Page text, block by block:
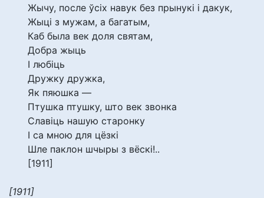
Жычу, после ўсіх навук без прынукі і дакук,
Жыці з мужам, а багатым,
Каб была век доля святам,
Добра жыць
І любіць
Дружку дружка,
Як пяюшка —
Птушка птушку, што век звонка
Славіць нашую старонку
І са мною для цёзкі
Шле паклон шчыры з вёскі!..
[1911]
[1911]